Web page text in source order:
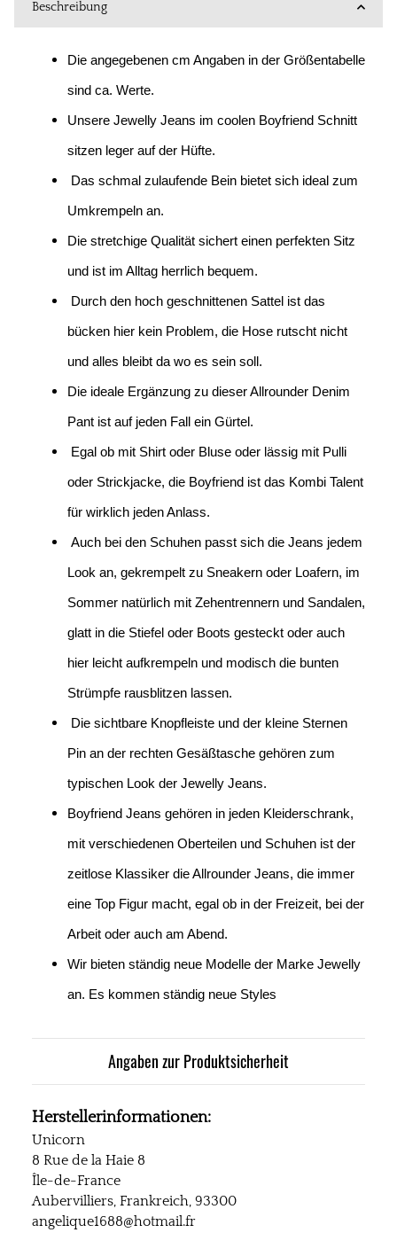
Beschreibung
Die angegebenen cm Angaben in der Größentabelle
sind ca. Werte.
Unsere Jewelly Jeans im coolen Boyfriend Schnitt
sitzen leger auf der Hüfte.
Das schmal zulaufende Bein bietet sich ideal zum
Umkrempeln an.
Die stretchige Qualität sichert einen perfekten Sitz
und ist im Alltag herrlich bequem.
Durch den hoch geschnittenen Sattel ist das
bücken hier kein Problem, die Hose rutscht nicht
und alles bleibt da wo es sein soll.
Die ideale Ergänzung zu dieser Allrounder Denim
Pant ist auf jeden Fall ein Gürtel.
Egal ob mit Shirt oder Bluse oder lässig mit Pulli
oder Strickjacke, die Boyfriend ist das Kombi Talent
für wirklich jeden Anlass.
Auch bei den Schuhen passt sich die Jeans jedem
Look an, gekrempelt zu Sneakern oder Loafern, im
Sommer natürlich mit Zehentrennern und Sandalen,
glatt in die Stiefel oder Boots gesteckt oder auch
hier leicht aufkrempeln und modisch die bunten
Strümpfe rausblitzen lassen.
Die sichtbare Knopfleiste und der kleine Sternen
Pin an der rechten Gesäßtasche gehören zum
typischen Look der Jewelly Jeans.
Boyfriend Jeans gehören in jeden Kleiderschrank,
mit verschiedenen Oberteilen und Schuhen ist der
zeitlose Klassiker die Allrounder Jeans, die immer
eine Top Figur macht, egal ob in der Freizeit, bei der
Arbeit oder auch am Abend.
Wir bieten ständig neue Modelle der Marke Jewelly
an. Es kommen ständig neue Styles
Angaben zur Produktsicherheit
Herstellerinformationen:
Unicorn
8 Rue de la Haie 8
Île-de-France
Aubervilliers, Frankreich, 93300
angelique1688@hotmail.fr